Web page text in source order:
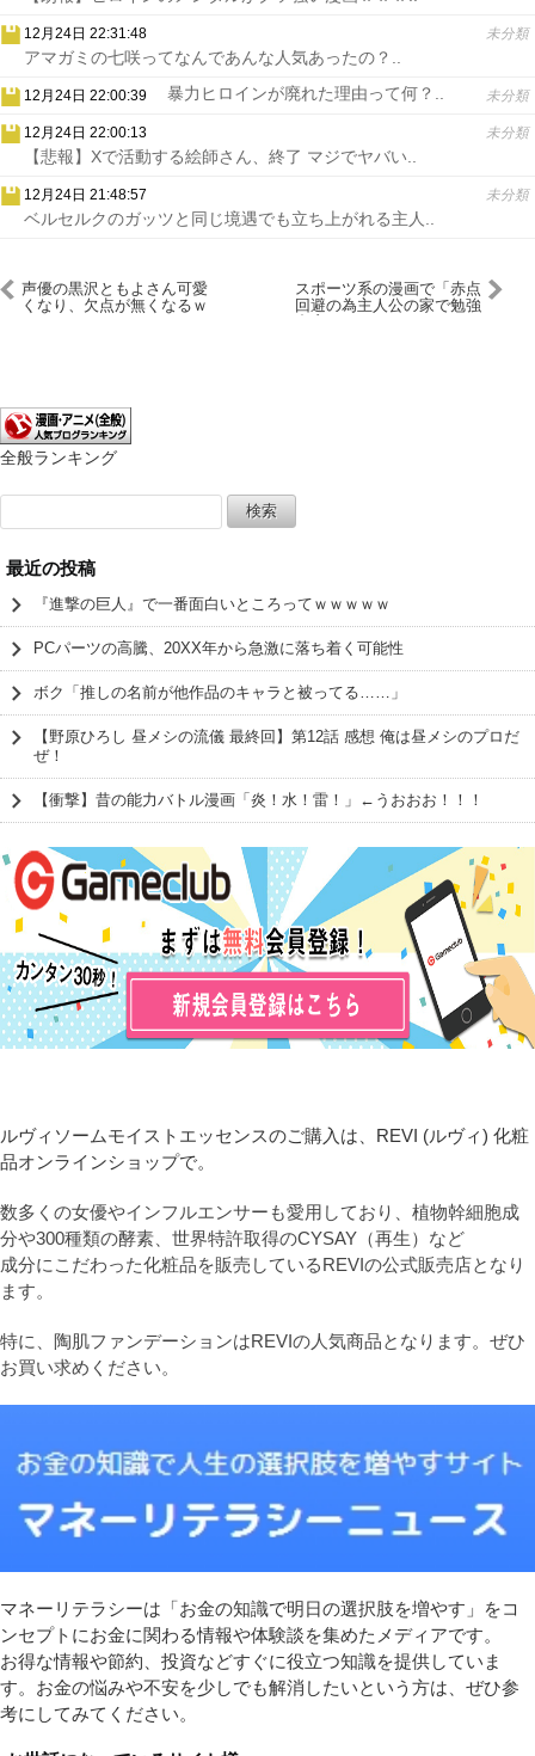
12月24日 22:31:48 未分類
アマガミの七咲ってなんであんな人気あったの？..
12月24日 22:00:39 未分類
暴力ヒロインが廃れた理由って何？..
12月24日 22:00:13 未分類
【悲報】Xで活動する絵師さん、終了 マジでヤバい..
12月24日 21:48:57 未分類
ベルセルクのガッツと同じ境遇でも立ち上がれる主人..
声優の黒沢ともよさん可愛
くなり、欠点が無くなるｗ
スポーツ系の漫画で「赤点
回避の為主人公の家で勉強
全般ランキング
索:
最近の投稿
『進撃の巨人』で一番面白いところってｗｗｗｗｗ
PCパーツの高騰、20XX年から急激に落ち着く可能性
ボク「推しの名前が他作品のキャラと被ってる……」
【野原ひろし 昼メシの流儀 最終回】第12話 感想 俺は昼メシのプロだ
ぜ！
【衝撃】昔の能力バトル漫画「炎！水！雷！」←うおおお！！！
ルヴィソームモイストエッセンスのご購入は、REVI (ルヴィ) 化粧
品オンラインショップで。
数多くの女優やインフルエンサーも愛用しており、植物幹細胞成
分や300種類の酵素、世界特許取得のCYSAY（再生）など
成分にこだわった化粧品を販売しているREVIの公式販売店となり
ます。
特に、陶肌ファンデーションはREVIの人気商品となります。ぜひ
お買い求めください。
マネーリテラシーは「お金の知識で明日の選択肢を増やす」をコ
ンセプトにお金に関わる情報や体験談を集めたメディアです。
お得な情報や節約、投資などすぐに役立つ知識を提供していま
す。お金の悩みや不安を少しでも解消したいという方は、ぜひ参
考にしてみてください。